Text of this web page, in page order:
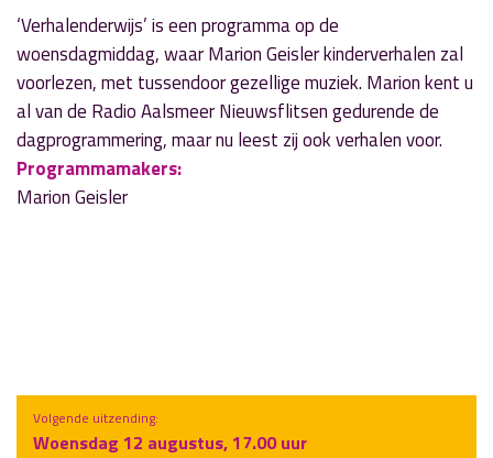
‘Verhalenderwijs’ is een programma op de
woensdagmiddag, waar Marion Geisler kinderverhalen zal
voorlezen, met tussendoor gezellige muziek. Marion kent u
al van de Radio Aalsmeer Nieuwsflitsen gedurende de
dagprogrammering, maar nu leest zij ook verhalen voor.
Programmamakers:
Marion Geisler
Volgende uitzending:
Woensdag 12 augustus, 17.00 uur